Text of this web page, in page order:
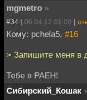
mgmetro »
#34 | 06.04.12 01:08 |
Кому: pchela5, #16
> Запишите меня в
Тебе в РАЕН!
Сибирский_Кошак